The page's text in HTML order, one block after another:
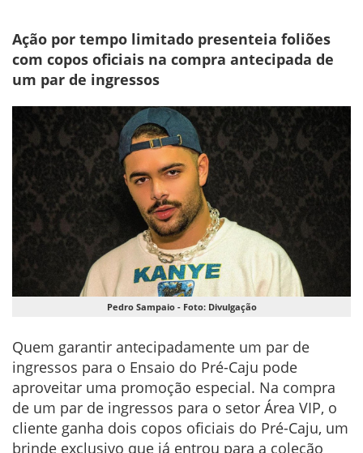
Ação por tempo limitado presenteia foliões
com copos oficiais na compra antecipada de
um par de ingressos
Pedro Sampaio - Foto: Divulgação
Quem garantir antecipadamente um par de
ingressos para o Ensaio do Pré-Caju pode
aproveitar uma promoção especial. Na compra
de um par de ingressos para o setor Área VIP, o
cliente ganha dois copos oficiais do Pré-Caju, um
brinde exclusivo que já entrou para a coleção